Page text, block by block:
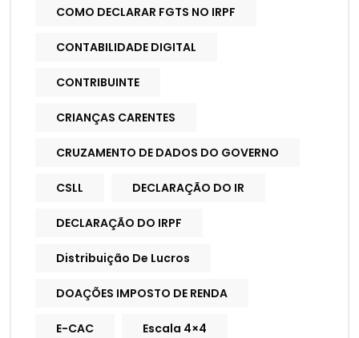
COMO DECLARAR FGTS NO IRPF
CONTABILIDADE DIGITAL
CONTRIBUINTE
CRIANÇAS CARENTES
CRUZAMENTO DE DADOS DO GOVERNO
CSLL DECLARAÇÃO DO IR
DECLARAÇÃO DO IRPF
Distribuição De Lucros
DOAÇÕES IMPOSTO DE RENDA
E-CAC Escala 4×4